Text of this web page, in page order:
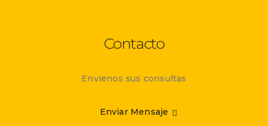
Contacto
Envienos sus consultas
Enviar Mensaje